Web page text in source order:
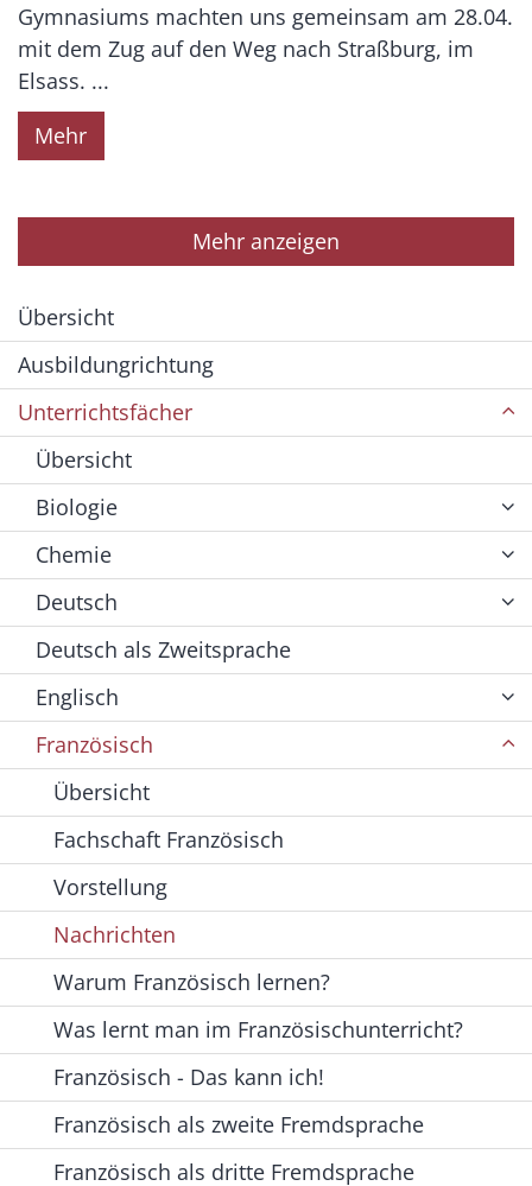
Gymnasiums machten uns gemeinsam am 28.04.
mit dem Zug auf den Weg nach Straßburg, im
Elsass. ...
Mehr
Mehr anzeigen
Übersicht
Ausbildungrichtung
Unterrichtsfächer
Übersicht
Biologie
Chemie
Deutsch
Deutsch als Zweitsprache
Englisch
Französisch
Übersicht
Fachschaft Französisch
Vorstellung
Nachrichten
Warum Französisch lernen?
Was lernt man im Französischunterricht?
Französisch - Das kann ich!
Französisch als zweite Fremdsprache
Französisch als dritte Fremdsprache